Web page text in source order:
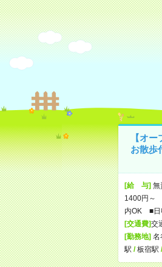
【オ
お散歩
[給 与]無
1400円～
内OK ■日
[交通費]交
[勤務地]名
駅 /板宿駅